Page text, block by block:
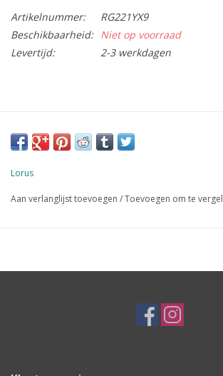
Artikelnummer:
RG221YX9
Beschikbaarheid: Niet op voorraad
Levertijd:
2-3 werkdagen
Lorus
Aan verlanglijst toevoegen /Toevoegen om te